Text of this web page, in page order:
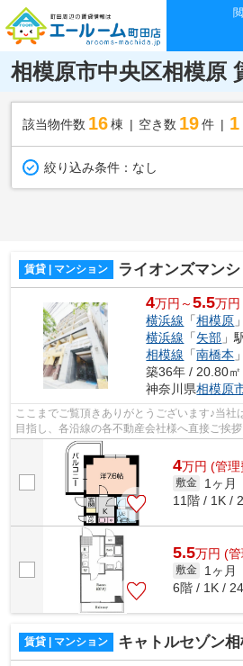
相模原市中央区相模原
該当物件数 16棟 空き数 19 件
絞り込み条件： なし
賃貸 | マンション ライオンズマン
4万円～5.5万円
横浜線 「相模原
横浜線 「矢部 」
相模線 「南橋本
築36年 / 20.80
神奈川県相模原
ここまでご覧頂きありがとうございます♪当社
目指し、各沿線の各不動産会社様へ直接ご挨
様へ提供しております！最新の情報は...
4万円 (管理
敷金 1ヶ月
11階 / 1K /
5.5万円 (
敷金 1ヶ月
6階 / 1K /
賃貸 | マンション キャトルセゾン